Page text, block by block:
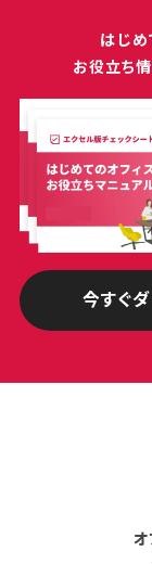
はじめ
お役立ち
今すぐ
オ